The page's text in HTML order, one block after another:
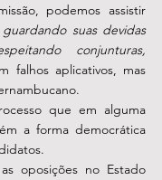
podemos assistir
guardando suas devidas
conjunturas,
falhos aplicativos, mas
que em alguma
a forma democrática
oposições no Estado